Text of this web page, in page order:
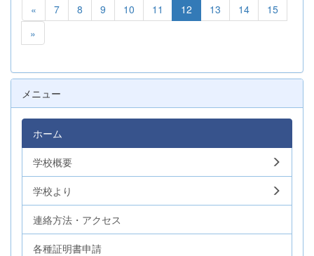
« 7 8 9 10 11 12 13 14
15
»
メニュー
ホーム
学校概要
学校より
連絡方法・アクセス
各種証明書申請